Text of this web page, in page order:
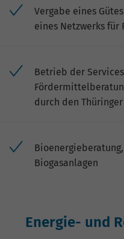
Vergabe eines
eines Netzwerks für
Betrieb der
durch den
Bioenergieberatung,
Biogasanlagen
Energie- und